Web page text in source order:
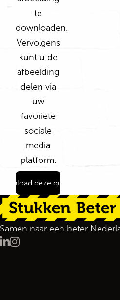
te
downloaden.
Vervolgens
kunt u de
afbeelding
delen via
uw
favoriete
sociale
media
platform.
deze quote
Terug naar de startpagina
Samen naar een beter
LinkedIn
Instagram